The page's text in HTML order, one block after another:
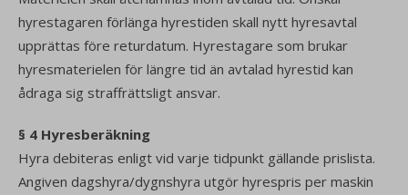
hyrestagaren förlänga hyrestiden skall nytt hyresavtal
upprättas före returdatum. Hyrestagare som brukar
hyresmaterielen för längre tid än avtalad hyrestid kan
ådraga sig straffrättsligt ansvar.
§ 4 Hyresberäkning
Hyra debiteras enligt vid varje tidpunkt gällande prislista.
Angiven dagshyra/dygnshyra utgör hyrespris per maskin